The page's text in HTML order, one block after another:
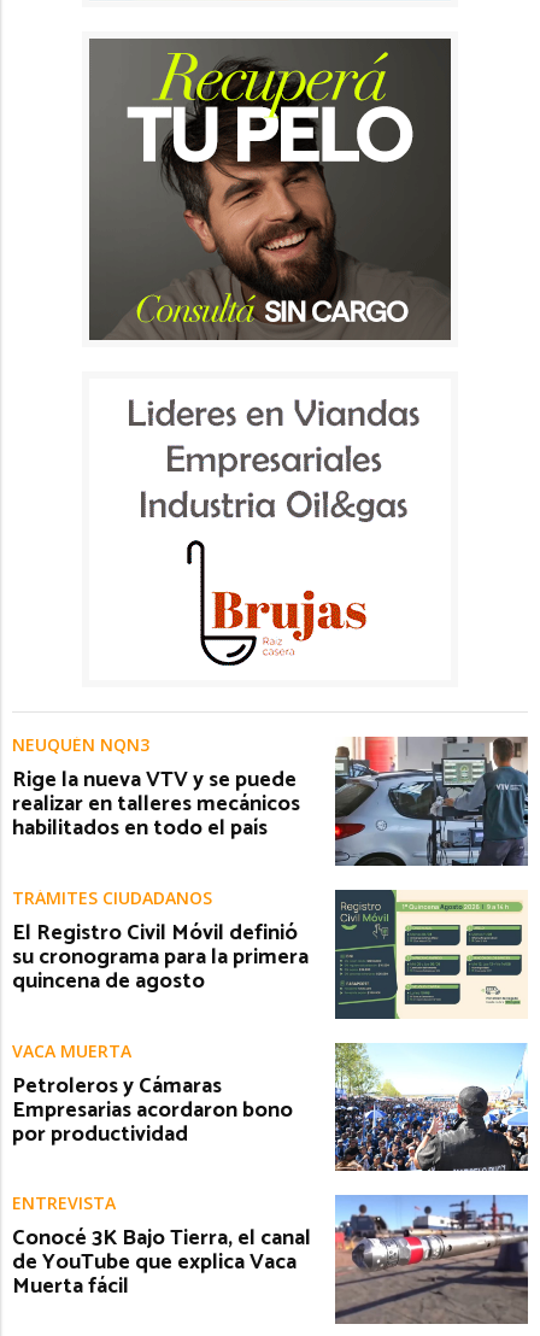
NEUQUÉN NQN3
Rige la nueva VTV y se puede
realizar en talleres mecánicos
habilitados en todo el país
TRÁMITES CIUDADANOS
El Registro Civil Móvil definió
su cronograma para la primera
quincena de agosto
VACA MUERTA
Petroleros y Cámaras
Empresarias acordaron bono
por productividad
ENTREVISTA
Conocé 3K Bajo Tierra, el canal
de YouTube que explica Vaca
Muerta fácil